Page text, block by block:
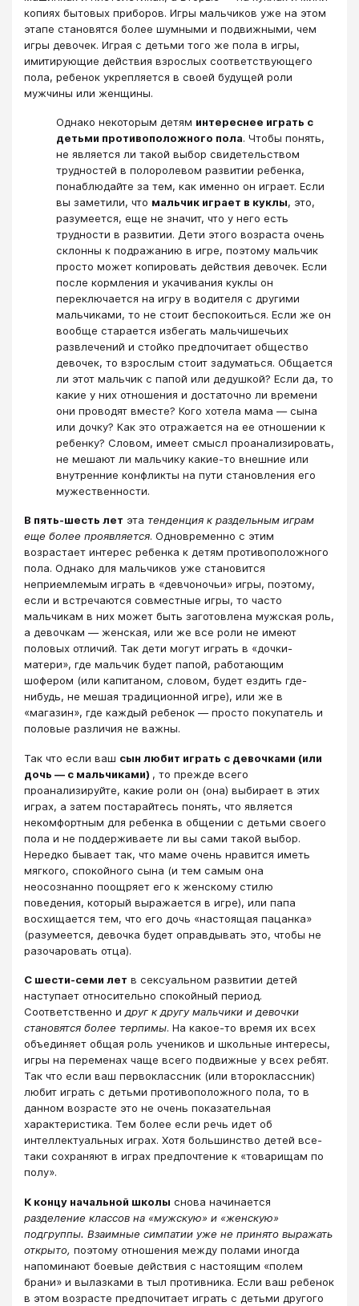
копиях бытовых приборов. Игры мальчиков уже на этом
этапе становятся более шумными и подвижными, чем
игры девочек. Играя с детьми того же пола в игры,
имитирующие действия взрослых соответствующего
пола, ребенок укрепляется в своей будущей роли
мужчины или женщины.
Однако некоторым детям интереснее играть с
детьми противоположного пола. Чтобы понять,
не является ли такой выбор свидетельством
трудностей в полоролевом развитии ребенка,
понаблюдайте за тем, как именно он играет. Если
вы заметили, что мальчик играет в куклы, это,
разумеется, еще не значит, что у него есть
трудности в развитии. Дети этого возраста очень
склонны к подражанию в игре, поэтому мальчик
просто может копировать действия девочек. Если
после кормления и укачивания куклы он
переключается на игру в водителя с другими
мальчиками, то не стоит беспокоиться. Если же он
вообще старается избегать мальчишечьих
развлечений и стойко предпочитает общество
девочек, то взрослым стоит задуматься. Общается
ли этот мальчик с папой или дедушкой? Если да, то
какие у них отношения и достаточно ли времени
они проводят вместе? Кого хотела мама ― сына
или дочку? Как это отражается на ее отношении к
ребенку? Словом, имеет смысл проанализировать,
не мешают ли мальчику какие-то внешние или
внутренние конфликты на пути становления его
мужественности.
В пять-шесть лет эта тенденция к раздельным играм
еще более проявляется. Одновременно с этим
возрастает интерес ребенка к детям противоположного
пола. Однако для мальчиков уже становится
неприемлемым играть в «девчоночьи» игры, поэтому,
если и встречаются совместные игры, то часто
мальчикам в них может быть заготовлена мужская роль,
а девочкам ― женская, или же все роли не имеют
половых отличий. Так дети могут играть в «дочки-
матери», где мальчик будет папой, работающим
шофером (или капитаном, словом, будет ездить где-
нибудь, не мешая традиционной игре), или же в
«магазин», где каждый ребенок ― просто покупатель и
половые различия не важны.
Так что если ваш сын любит играть с девочками (или
дочь ― с мальчиками) , то прежде всего
проанализируйте, какие роли он (она) выбирает в этих
играх, а затем постарайтесь понять, что является
некомфортным для ребенка в общении с детьми своего
пола и не поддерживаете ли вы сами такой выбор.
Нередко бывает так, что маме очень нравится иметь
мягкого, спокойного сына (и тем самым она
неосознанно поощряет его к женскому стилю
поведения, который выражается в игре), или папа
восхищается тем, что его дочь «настоящая пацанка»
(разумеется, девочка будет оправдывать это, чтобы не
разочаровать отца).
С шести-семи лет в сексуальном развитии детей
наступает относительно спокойный период.
Соответственно и друг к другу мальчики и девочки
становятся более терпимы. На какое-то время их всех
объединяет общая роль учеников и школьные интересы,
игры на переменах чаще всего подвижные у всех ребят.
Так что если ваш первоклассник (или второклассник)
любит играть с детьми противоположного пола, то в
данном возрасте это не очень показательная
характеристика. Тем более если речь идет об
интеллектуальных играх. Хотя большинство детей все-
таки сохраняют в играх предпочтение к «товарищам по
полу».
К концу начальной школы снова начинается
разделение классов на «мужскую» и «женскую»
подгруппы. Взаимные симпатии уже не принято выражать
открыто, поэтому отношения между полами иногда
напоминают боевые действия с настоящим «полем
брани» и вылазками в тыл противника. Если ваш ребенок
в этом возрасте предпочитает играть с детьми другого